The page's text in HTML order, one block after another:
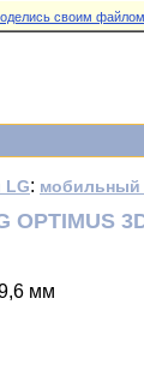
своим
: мобильный
3D
мм